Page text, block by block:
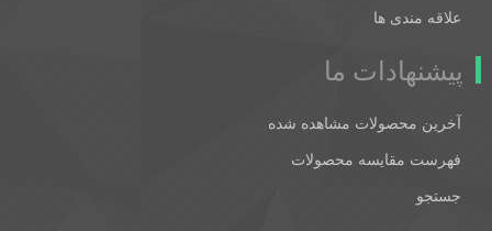
علاقه مندی ها
پیشنهادات ما
آخرین محصولات مشاهده شده
فهرست مقایسه محصولات
جستجو